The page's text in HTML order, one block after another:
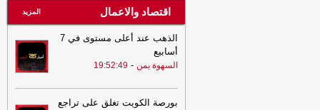
اقتصاد والاعمال المزيد
الذهب عند أعلى مستوى في 7
أسابيع
السهوة يمن -
19:52:49
بورصة الكويت تغلق على تراجع